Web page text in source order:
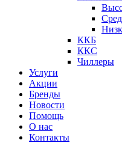
ККБ
ККС
Чиллеры
Услуги
Акции
Бренды
Новости
Помощь
О нас
Контакты